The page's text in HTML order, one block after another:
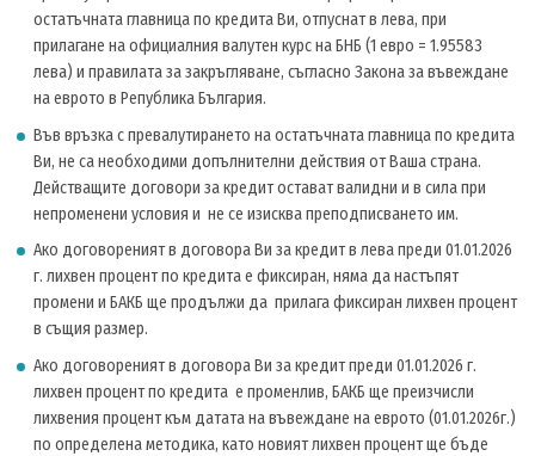
остатъчната главница по кредита Ви, отпуснат в лева, при
прилагане на официалния валутен курс на БНБ (1 евро = 1.95583
лева) и правилата за закръгляване, съгласно Закона за въвеждане
на еврото в Република България.
Във връзка с превалутирането на остатъчната главница по кредита
Ви, не са необходими допълнителни действия от Ваша страна.
Действащите договори за кредит остават валидни и в сила при
непроменени условия и не се изисква преподписването им.
Ако договореният в договора Ви за кредит в лева преди 01.01.2026
г. лихвен процент по кредита е фиксиран, няма да настъпят
промени и БАКБ ще продължи да прилага фиксиран лихвен процент
в същия размер.
Ако договореният в договора Ви за кредит преди 01.01.2026 г.
лихвен процент по кредита е променлив, БАКБ ще преизчисли
лихвения процент към датата на въвеждане на еврото (01.01.2026г.)
по определена методика, като новият лихвен процент ще бъде